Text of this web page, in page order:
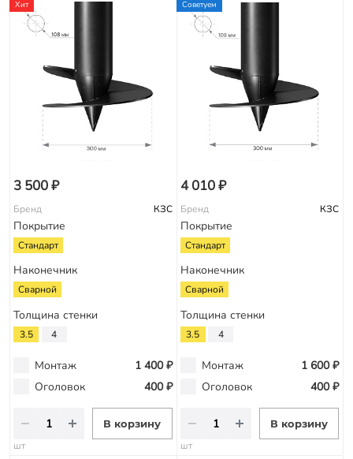
Хит
3 500 ₽
Бренд КЗС
Покрытие
Стандарт
Наконечник
Сварной
Толщина стенки
3.5 4
Монтаж
1 400 ₽
Оголовок
400 ₽
В корзину
шт
Советуем
4 010 ₽
Бренд КЗС
Покрытие
Стандарт
Наконечник
Сварной
Толщина стенки
3.5 4
Монтаж
1 600 ₽
Оголовок
400 ₽
В корзину
шт